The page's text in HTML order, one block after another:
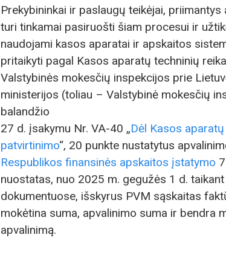
Prekybininkai ir paslaugų teikėjai,
turi tinkamai pasiruošti šiam procesui ir
naudojami kasos aparatai ir apskaitos
pritaikyti pagal Kasos aparatų techninių
Valstybinės mokesčių inspekcijos prie
ministerijos (toliau – Valstybinė mokesčių
balandžio
27 d. įsakymu Nr. VA-40 „Dėl Kasos
patvirtinimo“, 20 punkte nustatytus
Respublikos finansinės apskaitos įstatymo
nuostatas, nuo 2025 m. gegužės 1 d.
dokumentuose, išskyrus PVM sąskaitas
mokėtina suma, apvalinimo suma ir bendra
apvalinimą.